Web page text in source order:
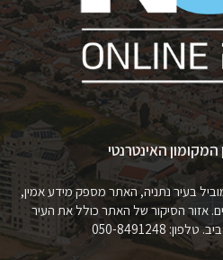
המקומון האינטרנטי
בעיר נתניה, האתר מספק מידע אמין,
אזור הסיקור של האתר כולל את העיר
050-8491248